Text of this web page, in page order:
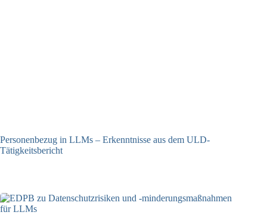
Personenbezug in LLMs – Erkenntnisse aus dem ULD-
Tätigkeitsbericht